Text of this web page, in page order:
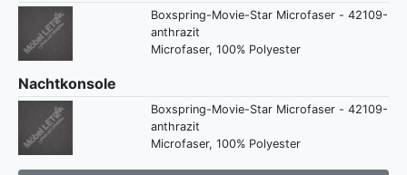
Boxspring-Movie-Star Microfaser - 42109-
anthrazit
Microfaser, 100% Polyester
Nachtkonsole
Boxspring-Movie-Star Microfaser - 42109-
anthrazit
Microfaser, 100% Polyester